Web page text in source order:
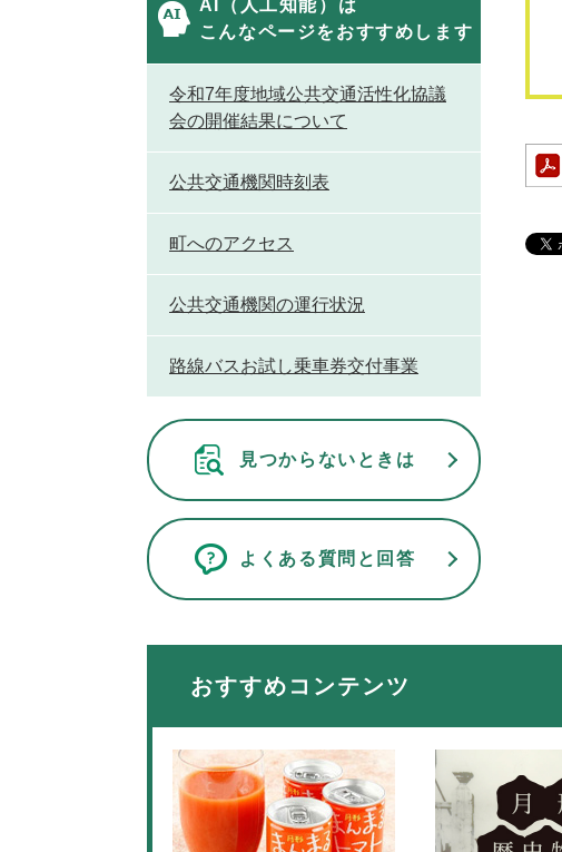
AI（人工知能）は
こんなページをおすすめします
令和7年度地域公共交通活性化協議
会の開催結果について
公共交通機関時刻表
町へのアクセス
公共交通機関の運行状況
路線バスお試し乗車券交付事業
見つからないときは
よくある質問と回答
おすすめコンテンツ